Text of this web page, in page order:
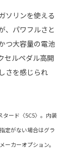
ソリンを使える
、パワフルさと
つ大容量の電池
セルペダル高開
さを感じられ
ード〈5C5〉。内装
定がない場合はグラ
カーオプション。